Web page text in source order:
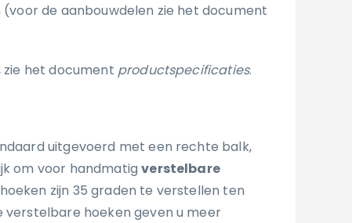
de aanbouwdelen zie het document
het document productspecificaties.
uitgevoerd met een rechte balk,
om voor handmatigverstelbare
zijn 35 graden te verstellen ten
verstelbare hoeken geven u meer